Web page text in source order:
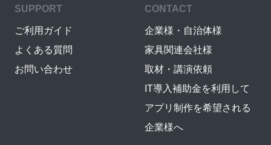
SUPPORT
ご利用ガイド
よくある質問
お問い合わせ
CONTACT
企業様・自治体様
家具関連会社様
取材・講演依頼
IT導入補助金を利用して
アプリ制作を希望される
企業様へ